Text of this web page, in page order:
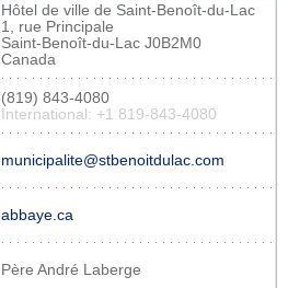
Hôtel de ville de Saint-Benoît-du-Lac
1, rue Principale
Saint-Benoît-du-Lac J0B2M0
Canada
(819) 843-4080
International: +1 819-843-4080
municipalite@stbenoitdulac.com
abbaye.ca
Père André Laberge